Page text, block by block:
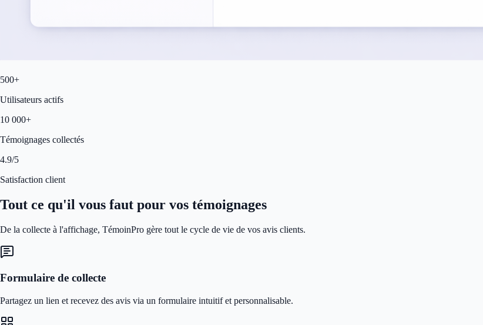
500+
Utilisateurs actifs
10 000+
Témoignages collectés
4.9/5
Satisfaction client
Tout ce qu'il vous faut pour vos témoignages
De la collecte à l'affichage, TémoinPro gère tout le cycle de vie de vos avis clients.
Formulaire de collecte
Partagez un lien et recevez des avis via un formulaire intuitif et personnalisable.